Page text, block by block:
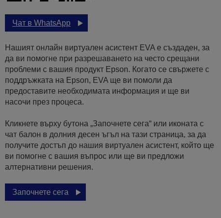
Чат в WhatsApp
Нашият онлайн виртуален асистент EVA е създаден, за
да ви помогне при разрешаването на често срещани
проблеми с вашия продукт Epson. Когато се свържете с
поддръжката на Epson, EVA ще ви помоли да
предоставите необходимата информация и ще ви
насочи през процеса.
Кликнете върху бутона „Започнете сега“ или иконата с
чат балон в долния десен ъгъл на тази страница, за да
получите достъп до нашия виртуален асистент, който ще
ви помогне с вашия въпрос или ще ви предложи
алтернативни решения.
Започнете сега